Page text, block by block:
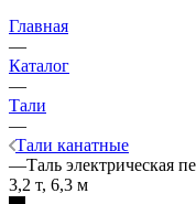
Главная
—
Каталог
—
Тали
—
Тали канатные
—Таль электрическая
3,2 т, 6,3 м